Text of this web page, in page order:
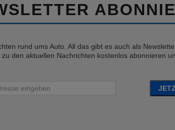
rund ums Auto. All das gibt es auch als
den aktuellen Nachrichten kostenlos abonnieren